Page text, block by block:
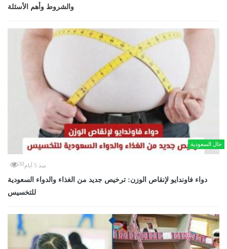
والشروط وأهم الأسئلة
حال السعودية
منذ 5 أيام 30
دواء فاوندايو لإنقاص الوزن: ترخيص جديد من الغذاء والدواء السعودية
للتخسيس